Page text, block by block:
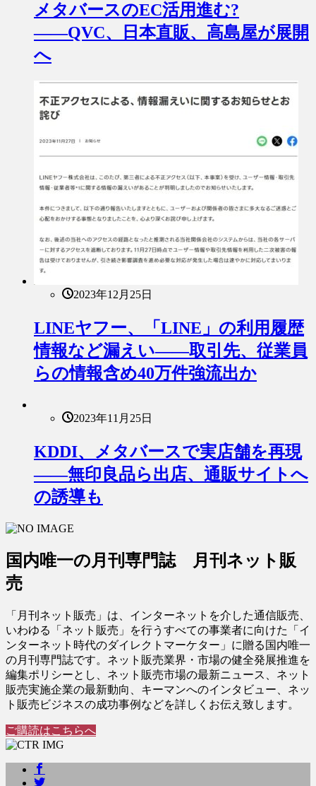
メタバースのEC活用進む?
――QVC、日本直販、高島屋が展開
へ
2023年12月25日
LINEヤフー、「LINE」の利用履歴
情報など漏えい――取引先、従業員
らの情報含め40万件強流出か
2023年11月25日
KDDI、メタバースで実店舗を再現
――無印良品ら出店、通販サイトへ
の誘導も
国内唯一の月刊専門誌 月刊ネット販
売
「月刊ネット販売」は、インターネットを介した通信販売、
いわゆる「ネット販売」を行うすべての事業者に向けた「イ
ンターネット時代のダイレクトマーケター」に贈る国内唯一
の月刊専門誌です。ネット販売業界・市場の健全発展推進を
編集ポリシーとし、ネット販売市場の最新ニュース、ネット
販売実施企業の最新動向、キーマンへのインタビュー、ネッ
ト販売ビジネスの成功事例などを詳しくお伝え致します。
ご購読はこちらへ